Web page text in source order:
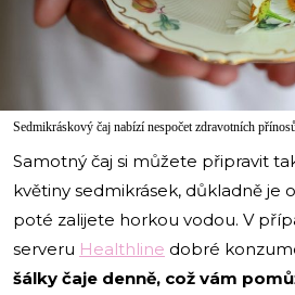
Sedmikráskový čaj nabízí nespočet zdravotních
Samotný čaj si můžete připravit
květiny sedmikrásek, důkladně je
poté zalijete horkou vodou. V
serveru Healthline dobré
šálky čaje denně, což vám